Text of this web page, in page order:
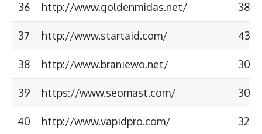
36 http://www.goldenmidas.net/ 38
37 http://www.startaid.com/ 43
38 http://www.braniewo.net/ 30
39 https://www.seomast.com/ 30
40 http://www.vapidpro.com/ 32